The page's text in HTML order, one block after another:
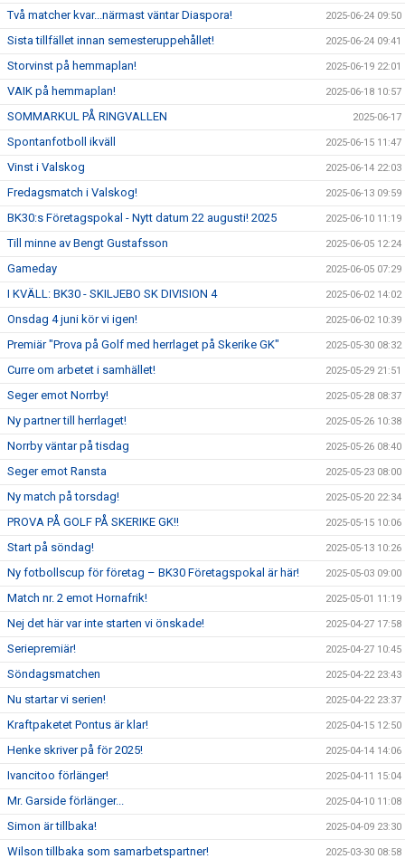
Två matcher kvar...närmast väntar Diaspora! 2025-06-24 09:50
Sista tillfället innan semesteruppehållet! 2025-06-24 09:41
Storvinst på hemmaplan! 2025-06-19 22:01
VAIK på hemmaplan! 2025-06-18 10:57
SOMMARKUL PÅ RINGVALLEN 2025-06-17
Spontanfotboll ikväll 2025-06-15 11:47
Vinst i Valskog 2025-06-14 22:03
Fredagsmatch i Valskog! 2025-06-13 09:59
BK30:s Företagspokal - Nytt datum 22 augusti! 2025 2025-06-10 11:19
Till minne av Bengt Gustafsson 2025-06-05 12:24
Gameday 2025-06-05 07:29
I KVÄLL: BK30 - SKILJEBO SK DIVISION 4 2025-06-02 14:02
Onsdag 4 juni kör vi igen! 2025-06-02 10:39
Premiär "Prova på Golf med herrlaget på Skerike GK" 2025-05-30 08:32
Curre om arbetet i samhället! 2025-05-29 21:51
Seger emot Norrby! 2025-05-28 08:37
Ny partner till herrlaget! 2025-05-26 10:38
Norrby väntar på tisdag 2025-05-26 08:40
Seger emot Ransta 2025-05-23 08:00
Ny match på torsdag! 2025-05-20 22:34
PROVA PÅ GOLF PÅ SKERIKE GK!! 2025-05-15 10:06
Start på söndag! 2025-05-13 10:26
Ny fotbollscup för företag – BK30 Företagspokal är här! 2025-05-03 09:00
Match nr. 2 emot Hornafrik! 2025-05-01 11:19
Nej det här var inte starten vi önskade! 2025-04-27 17:58
Seriepremiär! 2025-04-27 10:45
Söndagsmatchen 2025-04-22 23:43
Nu startar vi serien! 2025-04-22 23:37
Kraftpaketet Pontus är klar! 2025-04-15 12:50
Henke skriver på för 2025! 2025-04-14 14:06
Ivancitoo förlänger! 2025-04-11 15:04
Mr. Garside förlänger... 2025-04-10 11:08
Simon är tillbaka! 2025-04-09 23:30
Wilson tillbaka som samarbetspartner! 2025-03-30 08:58